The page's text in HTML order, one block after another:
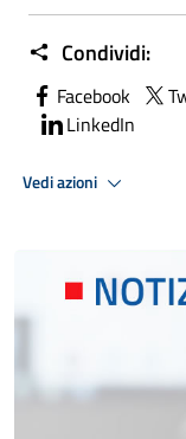
Condividi:
Facebook
LinkedIn
Vedi azioni